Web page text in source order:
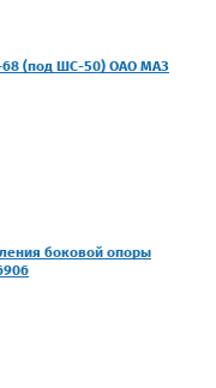
68 (под ШС-50) ОАО МАЗ
боковой опоры